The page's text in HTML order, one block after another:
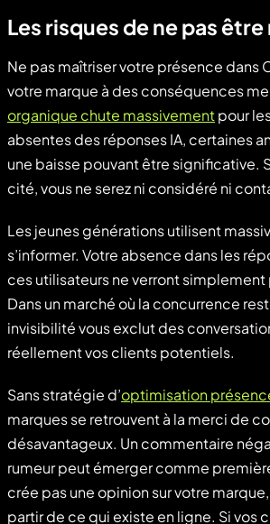
Les risques de ne pas
Ne pas maîtriser votre présence dans
votre marque à des conséquences
organique chute massivementpour
absentes des réponses IA, certaines
une baisse pouvant être significative.
cité, vous ne serez ni considéré ni
Les jeunes générations utilisent
s’informer. Votre absence dans les
ces utilisateurs ne verront simplement
Dans un marché où la concurrence
invisibilité vous exclut des
réellement vos clients potentiels.
Sans stratégie d’optimisation
marques se retrouvent à la merci de
désavantageux. Un commentaire
rumeur peut émerger comme
crée pas une opinion sur votre
partir de ce qui existe en ligne. Si vos